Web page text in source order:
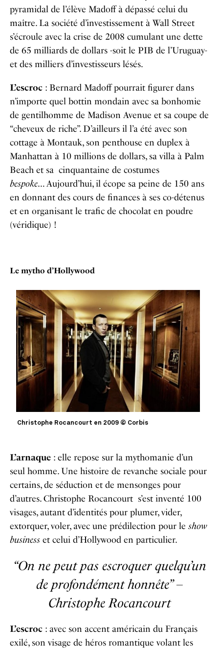
pyramidal de l’élève Madoff à dépassé celui du
maître. La société d’investissement à Wall Street
s’écroule avec la crise de 2008 cumulant une dette
de 65 milliards de dollars -soit le PIB de l’Uruguay-
et des milliers d’investisseurs lésés.
L’escroc : Bernard Madoff pourrait figurer dans
n’importe quel bottin mondain avec sa bonhomie
de gentilhomme de Madison Avenue et sa coupe de
“cheveux de riche”. D’ailleurs il l’a été avec son
cottage à Montauk, son penthouse en duplex à
Manhattan à 10 millions de dollars, sa villa à Palm
Beach et sa cinquantaine de costumes
bespoke…Aujourd’hui, il écope sa peine de 150 ans
en donnant des cours de finances à ses co-détenus
et en organisant le trafic de chocolat en poudre
(véridique) !
Le mytho d’Hollywood
Christophe Rocancourt en 2009 © Corbis
L’arnaque : elle repose sur la mythomanie d’un
seul homme. Une histoire de revanche sociale pour
certains, de séduction et de mensonges pour
d’autres. Christophe Rocancourt s’est inventé 100
visages, autant d’identités pour plumer, vider,
extorquer, voler, avec une prédilection pour le show
business et celui d’Hollywood en particulier.
“On ne peut pas escroquer quelqu’un
de profondément honnête” –
Christophe Rocancourt
L’escroc : avec son accent américain du Français
exilé, son visage de héros romantique volant les